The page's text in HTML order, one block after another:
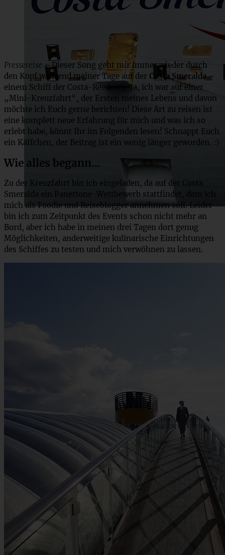
Pressereise –Dieser Song geht mir immer wieder durch
den Kopf während meiner Tage auf der Costa Smeralda –
einem Schiff der Costa-Reederei. Ja, ich war auf einer
„Mini-Kreuzfahrt“, der Ersten meines Lebens und davon
möchte ich Euch gerne berichten! Diese Art zu reisen ist
eine komplett neue Erfahrung für mich und was ich so
erlebt habe, könnt Ihr im Folgenden lesen! Schnappt Euch
ein Käffchen, der Beitrag ist ein wenig länger geworden. :)
Wie alles begann…
Zu der Kreuzfahrt bin ich eingeladen, da auf der Costa
Smeralda ein Panettone-Wettbewerb stattfindet, dem ich
mich als Foodie und Reiseblogger annehmen soll. Leider
bin ich zum Zeitpunkt des Events schon nicht mehr an
Bord, aber ich habe in meinen drei Tagen dort genug
Möglichkeiten, anderweitige kulinarische Einrichtungen
des Schiffes zu testen und mich verwöhnen zu lassen.